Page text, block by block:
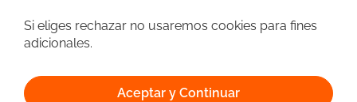
0026 del 17 de Enero de 2023,Ver resolución.
Si eliges rechazar no usaremos cookies para fines
adicionales.
Aceptar y Continuar